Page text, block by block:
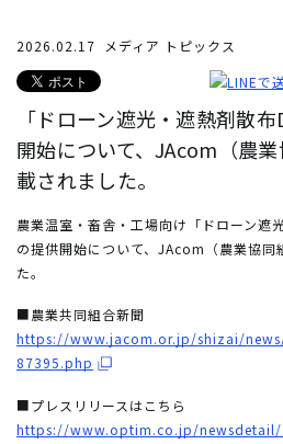
2026.02.17 メディア トピックス
「ドローン遮光・遮熱剤散
開始について、JAcom（農
載されました。
農業温室・畜舎・工場向け「ドローン遮
の提供開始について、JAcom（農業協同
た。
■農業共同組合新聞
https://www.jacom.or.jp/shizai/
87395.php
■プレスリリースはこちら
https://www.optim.co.jp/newsdetail/